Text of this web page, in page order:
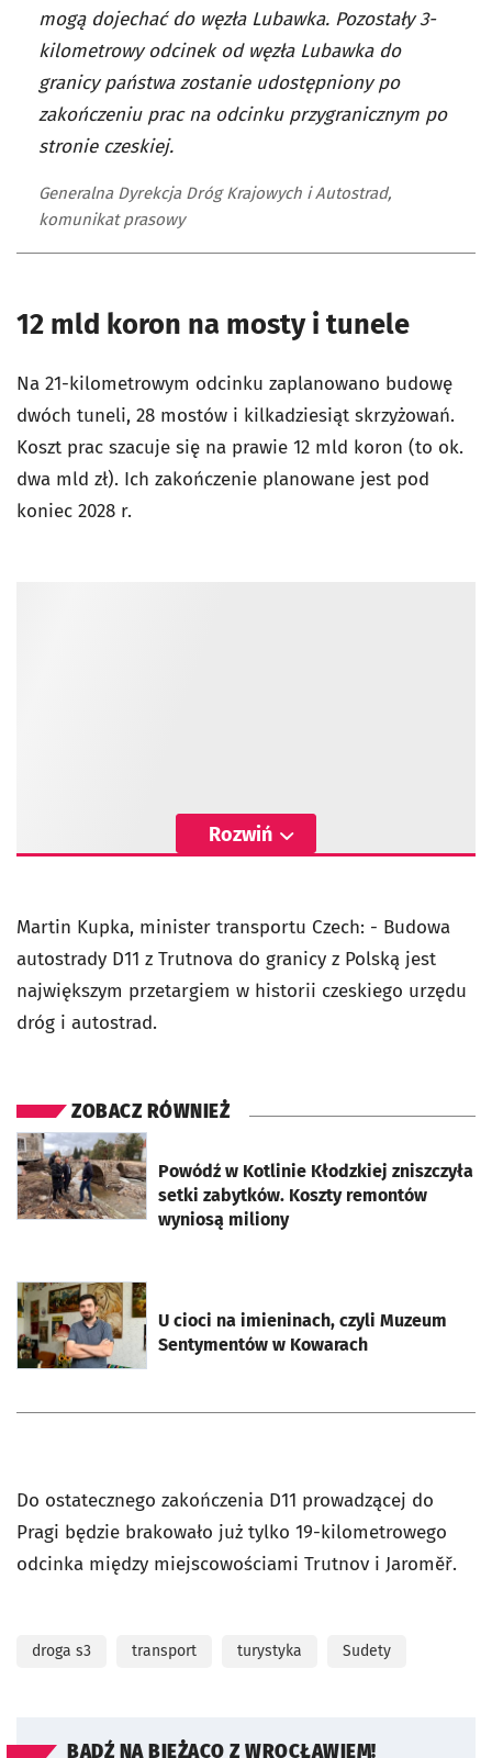
mogą dojechać do węzła Lubawka. Pozostały 3-
kilometrowy odcinek od węzła Lubawka do
granicy państwa zostanie udostępniony po
zakończeniu prac na odcinku przygranicznym po
stronie czeskiej.
Generalna Dyrekcja Dróg Krajowych i Autostrad,
komunikat prasowy
12 mld koron na mosty i tunele
Na 21-kilometrowym odcinku zaplanowano budowę
dwóch tuneli, 28 mostów i kilkadziesiąt skrzyżowań.
Koszt prac szacuje się na prawie 12 mld koron (to ok.
dwa mld zł). Ich zakończenie planowane jest pod
koniec 2028 r.
Rozwiń
Martin Kupka, minister transportu Czech: - Budowa
autostrady D11 z Trutnova do granicy z Polską jest
największym przetargiem w historii czeskiego urzędu
dróg i autostrad.
ZOBACZ RÓWNIEŻ
Powódź w Kotlinie Kłodzkiej zniszczyła
setki zabytków. Koszty remontów
wyniosą miliony
otworzy się w nowej karcie
U cioci na imieninach, czyli Muzeum
Sentymentów w Kowarach
otworzy się w nowej karcie
Do ostatecznego zakończenia D11 prowadzącej do
Pragi będzie brakowało już tylko 19-kilometrowego
odcinka między miejscowościami Trutnov i Jaroměř.
droga s3 transport turystyka Sudety
BĄDŹ NA BIEŻĄCO Z WROCŁAWIEM!